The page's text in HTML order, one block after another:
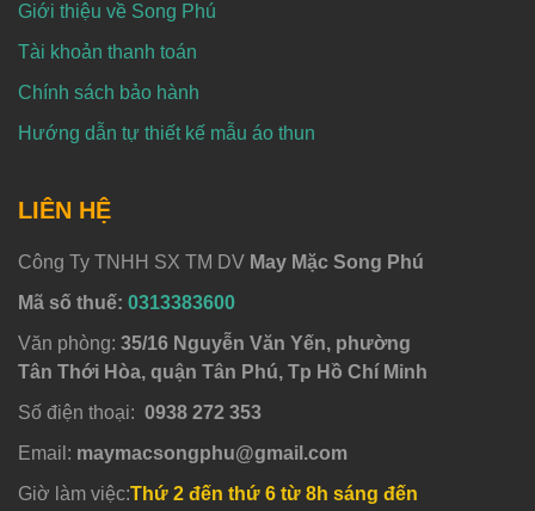
Giới thiệu về Song Phú
Tài khoản thanh toán
Chính sách bảo hành
Hướng dẫn tự thiết kế mẫu áo thun
LIÊN HỆ
Công Ty TNHH SX TM DV May Mặc Song Phú
Mã số thuế: 0313383600
Văn phòng: 35/16 Nguyễn Văn Yến, phường
Tân Thới Hòa, quận Tân Phú, Tp Hồ Chí Minh
Số điện thoại: 0938 272 353
Email: maymacsongphu@gmail.com
Giờ làm việc:Thứ 2 đến thứ 6 từ 8h sáng đến